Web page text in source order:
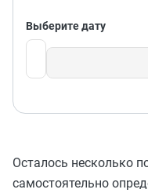
Выберите дату
Осталось несколько
самостоятельно